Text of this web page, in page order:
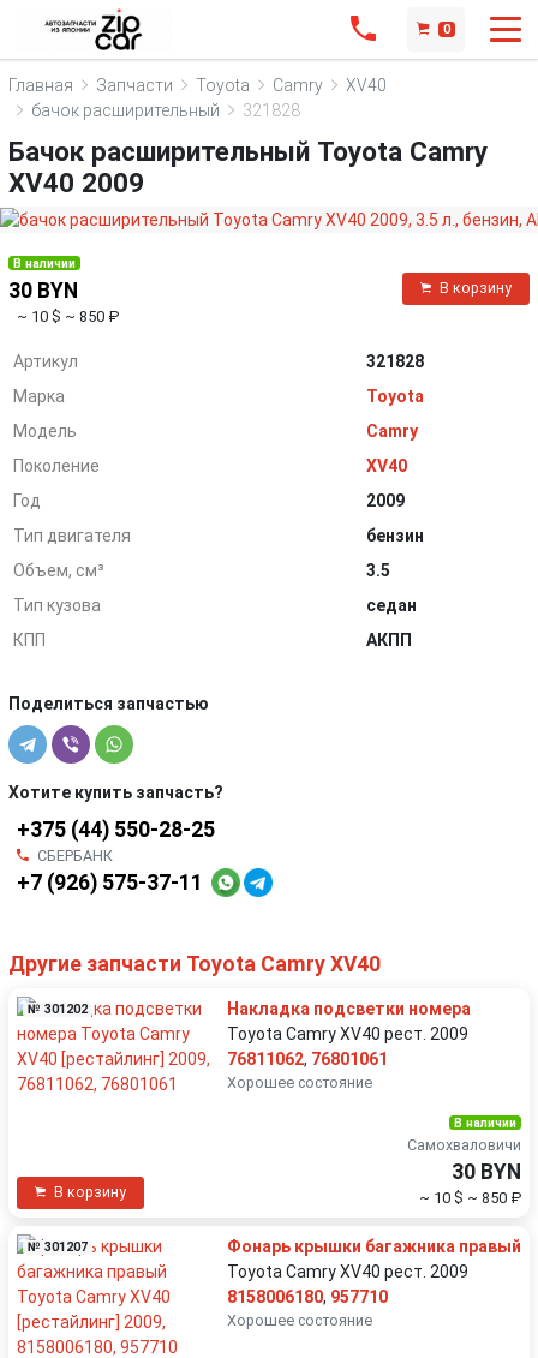
0
Главная Запчасти Toyota Camry
XV40
бачок расширительный
321828
Бачок расширительный Toyota Camry
XV40 2009
В наличии
30 BYN
~ 10 $ ~ 850 ₽
В корзину
Артикул
321828
Марка
Toyota
Модель
Camry
Поколение
XV40
Год
2009
Тип двигателя
бензин
Объем, см³
3.5
Тип кузова
седан
КПП
АКПП
Поделиться запчастью
Хотите купить запчасть?
+375 (44) 550-28-25
СБЕРБАНК
+7 (926) 575-37-11
Другие запчасти Toyota Camry XV40
№ 301202
Накладка подсветки номера
Toyota Camry XV40 рест. 2009
76811062, 76801061
Хорошее состояние
В корзину
В наличии
Самохваловичи
30 BYN
~ 10 $ ~ 850 ₽
№ 301207
Фонарь крышки багажника правый
Toyota Camry XV40 рест. 2009
8158006180, 957710
Хорошее состояние